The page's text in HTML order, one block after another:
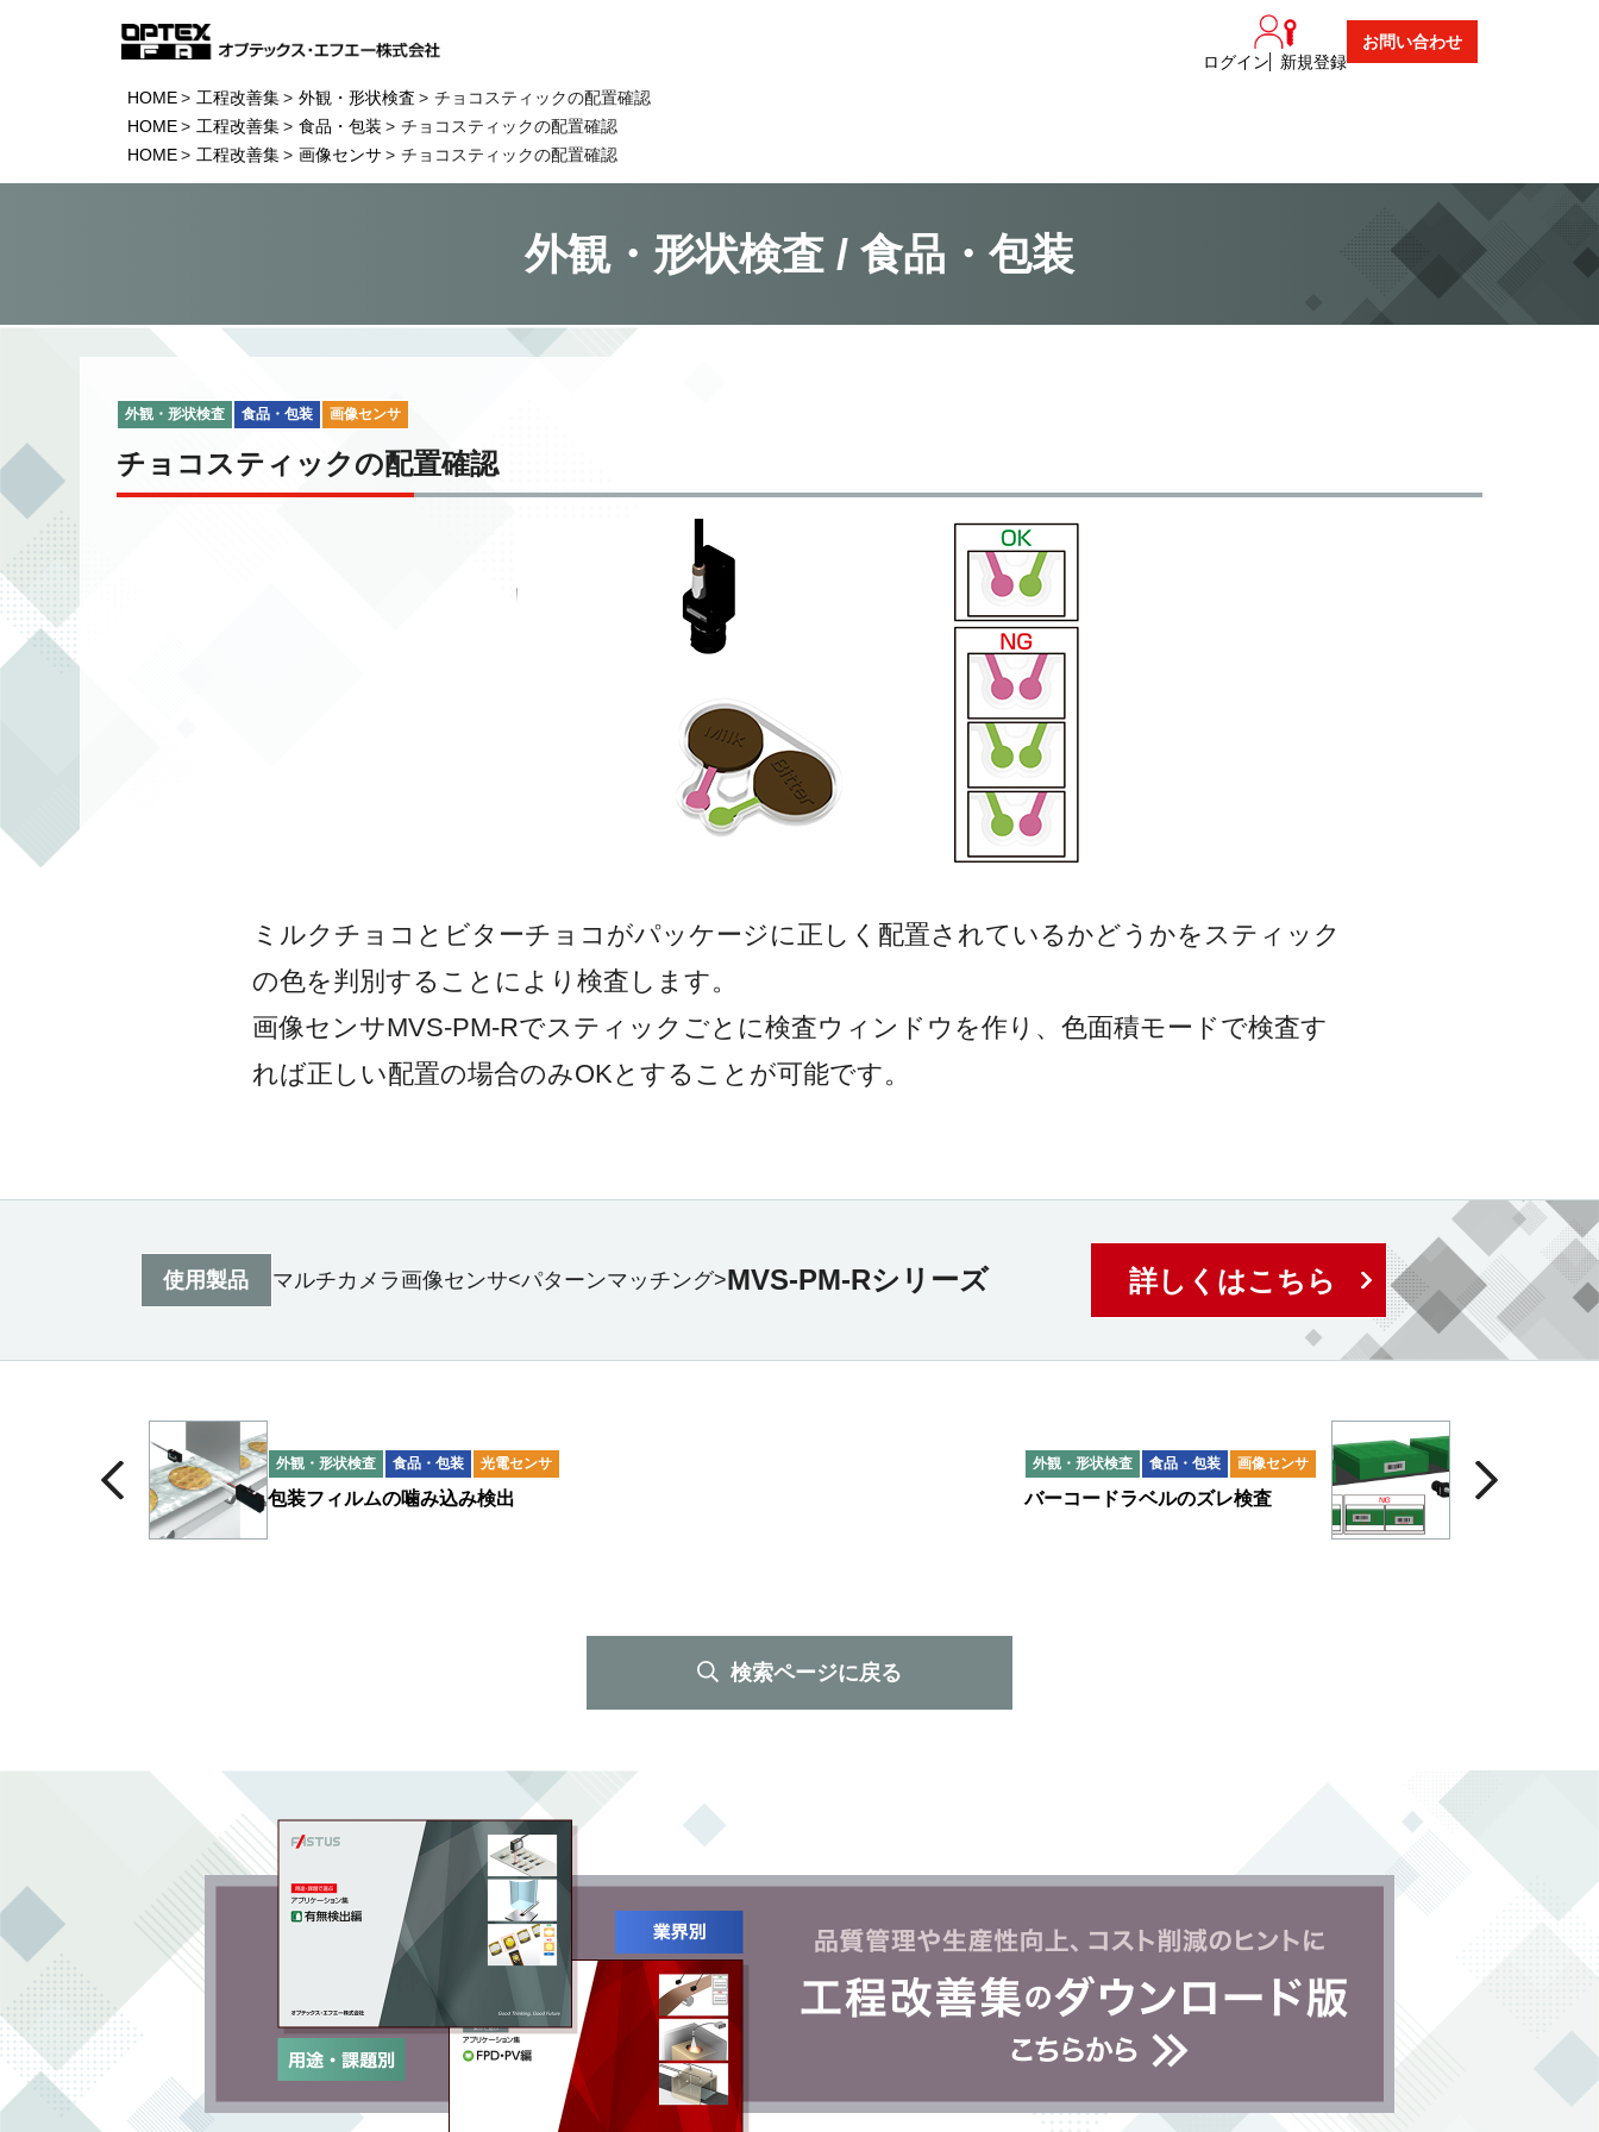
ログイン 新規登録
お問い合わせ
HOME 工程改善集 外観・形状検査
チョコスティックの配置確認
HOME
工程改善集 食品・包装
チョコスティックの配置確認
HOME
工程改善集 画像センサ チョコスティックの配置確認
外観・形状検査 / 食品・包装
外観・形状検査 食品・包装 画像センサ
チョコスティックの配置確認
ミルクチョコとビターチョコがパッケージに正しく配置されているかどうかをスティック
の色を判別することにより検査します。
画像センサMVS-PM-Rでスティックごとに検査ウィンドウを作り、色面積モードで検査す
れば正しい配置の場合のみOKとすることが可能です。
使用製品 マルチカメラ画像センサ<パターンマッチング>MVS-PM-Rシリーズ 詳しくはこちら
外観・形状検査 食品・包装 光電センサ
包装フィルムの噛み込み検出
外観・形状検査 食品・包装 画像センサ
バーコードラベルのズレ検査
検索ページに戻る